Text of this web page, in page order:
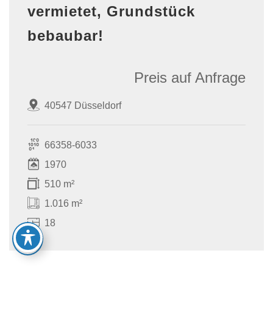
vermietet, Grundstück
bebaubar!
40547 Düsseldorf
Preis auf Anfrage
66358-6033
1970
510 m²
1.016 m²
18